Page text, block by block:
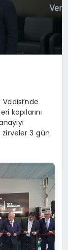
kapılarını
3 gün